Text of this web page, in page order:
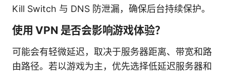
Kill Switch 与 DNS 防泄漏，确保后台持续保护。
使用 VPN 是否会影响游戏体验？
可能会有轻微延迟，取决于服务器距离、带宽和路
由路径。若以游戏为主，优先选择低延迟服务器和